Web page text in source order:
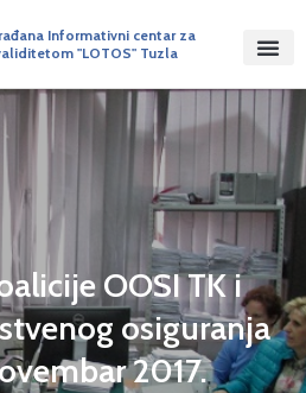
Informativni centar za
"LOTOS" Tuzla
OOSI TK i
osiguranja
2017.